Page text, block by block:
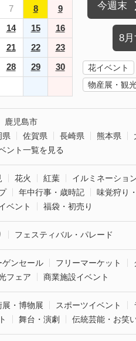
7 8
9
14 15
16
21 22
23
28 29
30
今週末
8
花イベント
物産展・観
鹿児島市
県 佐賀県 長崎県 熊本県
ント一覧を見る
花火 紅葉 イルミネーショ
年中行事・歳時記
味覚狩り
ベント
福袋・初売り
フェスティバル・パレード
ゲンセール フリーマーケット
フェア
商業施設イベント
展・博物展 スポーツイベント
舞台・演劇 伝統芸能・お笑